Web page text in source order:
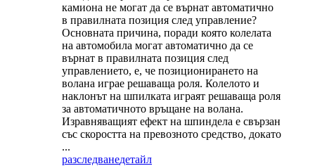
камиона не могат да се върнат автоматично
в правилната позиция след управление?
Основната причина, поради която колелата
на автомобила могат автоматично да се
върнат в правилната позиция след
управлението, е, че позиционирането на
волана играе решаваща роля. Колелото и
наклонът на шпилката играят решаваща роля
за автоматичното връщане на волана.
Изравняващият ефект на шпиндела е свързан
със скоростта на превозното средство, докато
...
разследванедетайл